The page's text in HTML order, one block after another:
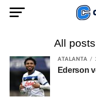
All
ATALANTA
Ederson